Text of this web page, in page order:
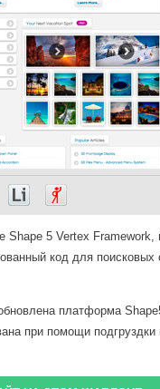
Shape 5 Vertex
код для поисковых
платформа
при помощи